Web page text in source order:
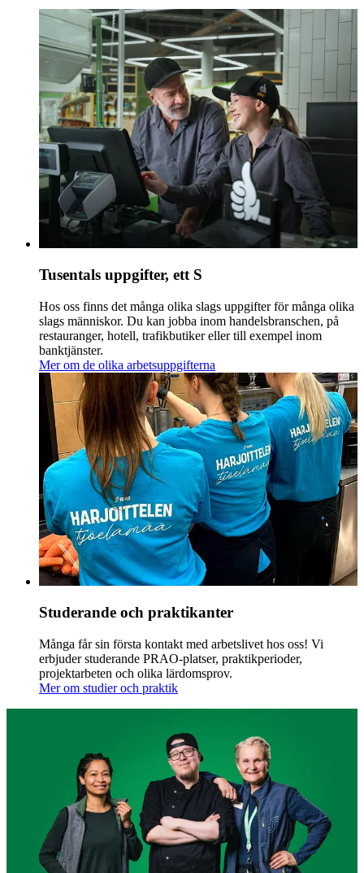
Tusentals uppgifter, ett S
Hos oss finns det många olika slags uppgifter för många olika
slags människor. Du kan jobba inom handelsbranschen, på
restauranger, hotell, trafikbutiker eller till exempel inom
banktjänster.
Mer om de olika arbetsuppgifterna
Studerande och praktikanter
Många får sin första kontakt med arbetslivet hos oss! Vi
erbjuder studerande PRAO-platser, praktikperioder,
projektarbeten och olika lärdomsprov.
Mer om studier och praktik